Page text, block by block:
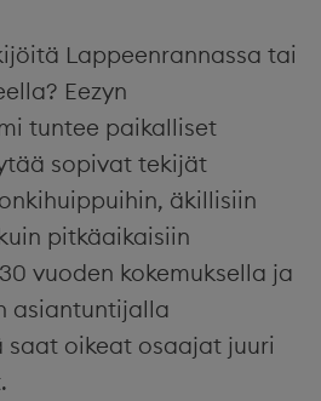
Lappeenrannassa tai
Eezyn
tuntee paikalliset
sopivat tekijät
äkillisiin
pitkäaikaisiin
vuoden kokemuksella ja
asiantuntijalla
oikeat osaajat juuri